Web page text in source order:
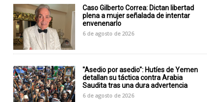
Caso Gilberto Correa: Dictan libertad
plena a mujer señalada de intentar
envenenarlo
6 de agosto de 2026
"Asedio por asedio": Hutíes de Yemen
detallan su táctica contra Arabia
Saudita tras una dura advertencia
6 de agosto de 2026